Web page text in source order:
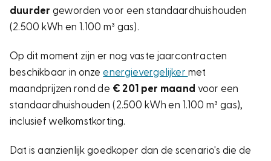
duurder geworden voor een standaardhuishouden
(2.500 kWh en 1.100 m³ gas).
Op dit moment zijn er nog vaste jaarcontracten
beschikbaar in onzeenergievergelijker met
maandprijzen rond de € 201 per maand voor een
standaardhuishouden (2.500 kWh en 1.100 m³ gas),
inclusief welkomstkorting.
Dat is aanzienlijk goedkoper dan de scenario's die de